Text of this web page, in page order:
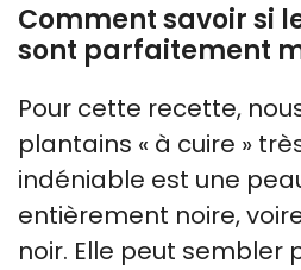
Comment savoir si
sont parfaitement
Pour cette recette,
plantains « à cuire »
indéniable est une
entièrement noire,
noir. Elle peut sembler